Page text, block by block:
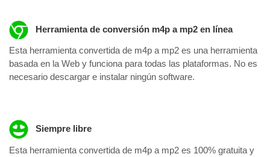
Herramienta de conversión m4p a mp2 en línea
Esta herramienta convertida de m4p a mp2 es una herramienta
basada en la Web y funciona para todas las plataformas. No es
necesario descargar e instalar ningún software.
Siempre libre
Esta herramienta convertida de m4p a mp2 es 100% gratuita y